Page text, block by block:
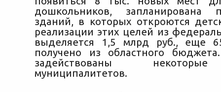
дошкольников, запланирована
зданий, в которых откроются
реализации этих целей из
выделяется 1,5 млрд руб., еще
получено из областного
задействованы
муниципалитетов.